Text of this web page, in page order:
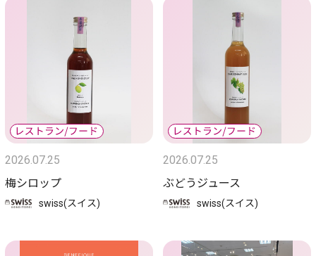
2026.07.25
梅シロップ
swiss(スイス)
2026.07.25
ぶどうジュース
swiss(スイス)